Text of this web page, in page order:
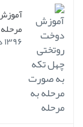
مرحله
۱۳۹۶ دی ۱۴